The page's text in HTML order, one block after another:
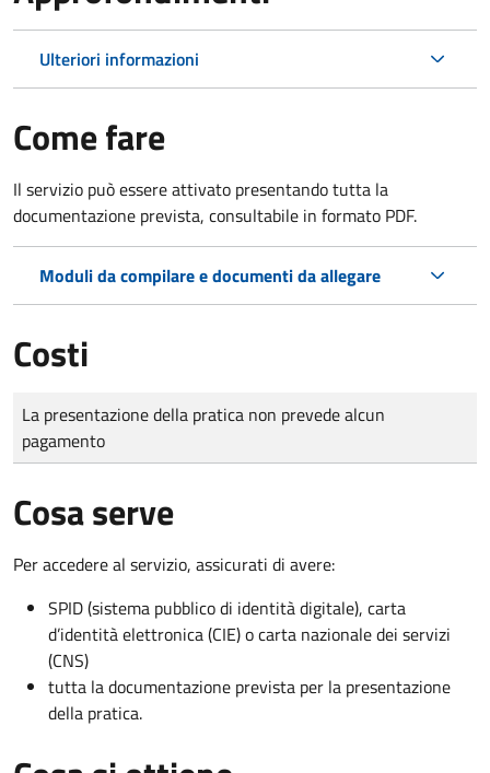
Ulteriori informazioni
Come fare
Il servizio può essere attivato presentando tutta la
documentazione prevista, consultabile in formato PDF.
Moduli da compilare e documenti da allegare
Costi
Tipo di pagamento
Importo
La presentazione della pratica non prevede alcun
pagamento
Cosa serve
Per accedere al servizio, assicurati di avere:
SPID (sistema pubblico di identità digitale), carta
d’identità elettronica (CIE) o carta nazionale dei servizi
(CNS)
tutta la documentazione prevista per la presentazione
della pratica.